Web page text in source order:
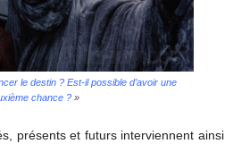
le destin ? Est-il possible d’avoir une
chance ? »
présents et futurs interviennent ainsi